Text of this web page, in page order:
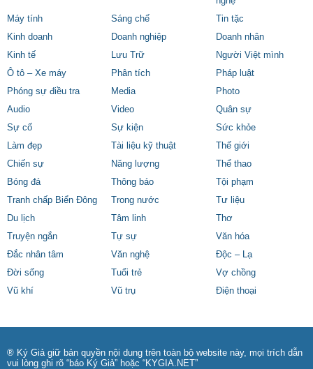
Máy tính
Sáng chế
Tin tặc
Kinh doanh
Doanh nghiệp
Doanh nhân
Kinh tế
Lưu Trữ
Người Việt mình
Ô tô – Xe máy
Phân tích
Pháp luật
Phóng sự điều tra
Media
Photo
Audio
Video
Quân sự
Sự cố
Sự kiện
Sức khỏe
Làm đẹp
Tài liệu kỹ thuật
Thế giới
Chiến sự
Năng lượng
Thể thao
Bóng đá
Thông báo
Tội phạm
Tranh chấp Biển Đông
Trong nước
Tư liệu
Du lịch
Tâm linh
Thơ
Truyện ngắn
Tự sự
Văn hóa
Đắc nhân tâm
Văn nghệ
Độc – Lạ
Đời sống
Tuổi trẻ
Vợ chồng
Vũ khí
Vũ trụ Điện thoại
® Ký Giả giữ bản quyền nội dung trên toàn bộ website này, mọi trích dẫn
vui lòng ghi rõ “báo Ký Giả” hoặc “KYGIA.NET”